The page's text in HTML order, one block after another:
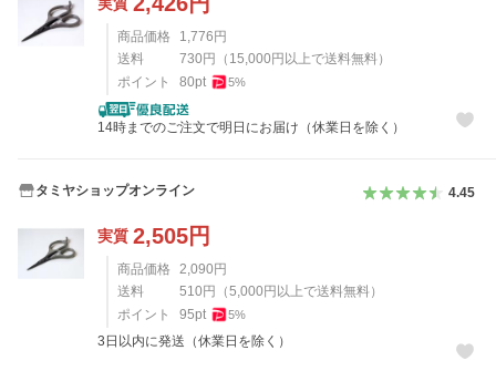
商品価格 1,776円
送料
730円 （ 15,000円以上で送料無料）
ポイント
80pt 5%
14時までのご注文で明日にお届け（休業日を除く）
タミヤショップオンライン 4.45
実質 2,505円
商品価格 2,090 円
送料
510 円 （5,000 円以上で送料無料）
ポイント
95pt 5%
3日以内に発送（休業日を除く）